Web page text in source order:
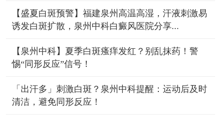
【盛夏白斑预警】福建泉州高温高湿，汗液刺激易
诱发白斑扩散，泉州中科白癜风医院分享...
【泉州中科】夏季白斑瘙痒发红？别乱抹药！警
惕“同形反应”信号！
「出汗多」刺激白斑？泉州中科提醒：运动后及时
清洁，避免同形反应！